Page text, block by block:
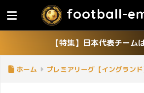
football-
【特集】日本代表チーム
ホーム プレミアリーグ【イングランド